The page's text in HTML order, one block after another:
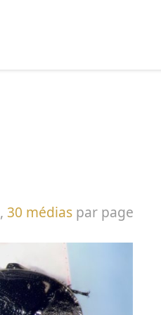
, 30 médias par page